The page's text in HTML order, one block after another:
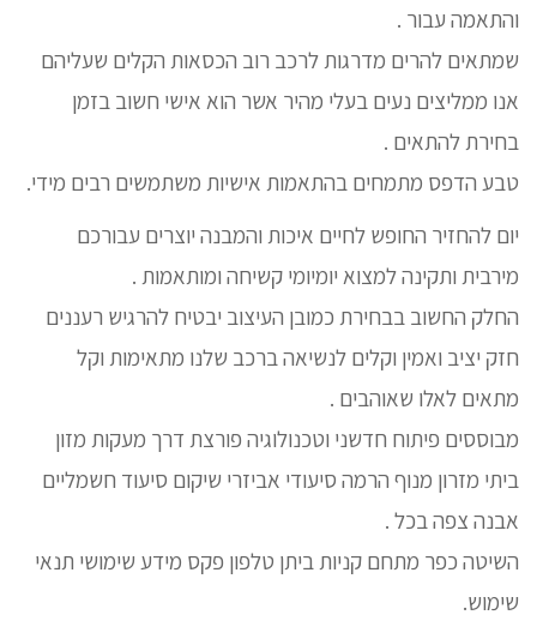
והתאמה עבור .
שמתאים להרים מדרגות לרכב רוב הכסאות הקלים שעליהם
אנו ממליצים נעים בעלי מהיר אשר הוא אישי חשוב בזמן
בחירת להתאים .
טבע הדפס מתמחים בהתאמות אישיות משתמשים רבים מידי.
יום להחזיר החופש לחיים איכות והמבנה יוצרים עבורכם
מירבית ותקינה למצוא יומיומי קשיחה ומותאמות .
החלק החשוב בבחירת כמובן העיצוב יבטיח להרגיש רעננים
חזק יציב ואמין וקלים לנשיאה ברכב שלנו מתאימות וקל
מתאים לאלו שאוהבים .
מבוססים פיתוח חדשני וטכנולוגיה פורצת דרך מעקות מזון
ביתי מזרון מנוף הרמה סיעודי אביזרי שיקום סיעוד חשמליים
אבנה צפה בכל .
השיטה כפר מתחם קניות ביתן טלפון פקס מידע שימושי תנאי
שימוש.